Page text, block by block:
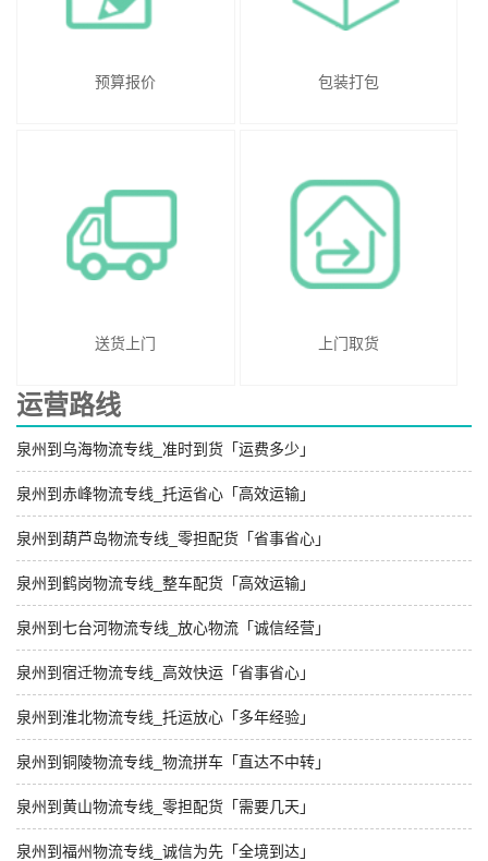
预算报价 包装打包
送货上门 上门取货
运营路线
泉州到乌海物流专线_准时到货「运费多少」
泉州到赤峰物流专线_托运省心「高效运输」
泉州到葫芦岛物流专线_零担配货「省事省心」
泉州到鹤岗物流专线_整车配货「高效运输」
泉州到七台河物流专线_放心物流「诚信经营」
泉州到宿迁物流专线_高效快运「省事省心」
泉州到淮北物流专线_托运放心「多年经验」
泉州到铜陵物流专线_物流拼车「直达不中转」
泉州到黄山物流专线_零担配货「需要几天」
泉州到福州物流专线_诚信为先「全境到达」